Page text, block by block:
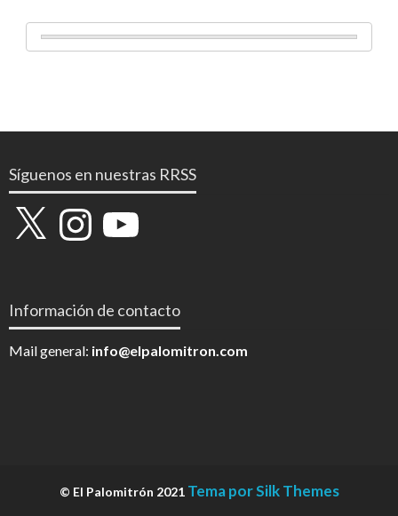
Síguenos en nuestras RRSS
X InstagramYouTube
Información de contacto
Mail general: info@elpalomitron.com
© El Palomitrón 2021 Tema por Silk Themes